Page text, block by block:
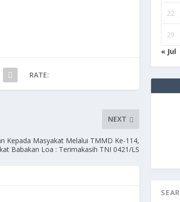
RATE:
NEXT
Kepada Masyakat Melalui TMMD Ke-114,
Babakan Loa : Terimakasih TNI 0421/LS
22
29
« Jul